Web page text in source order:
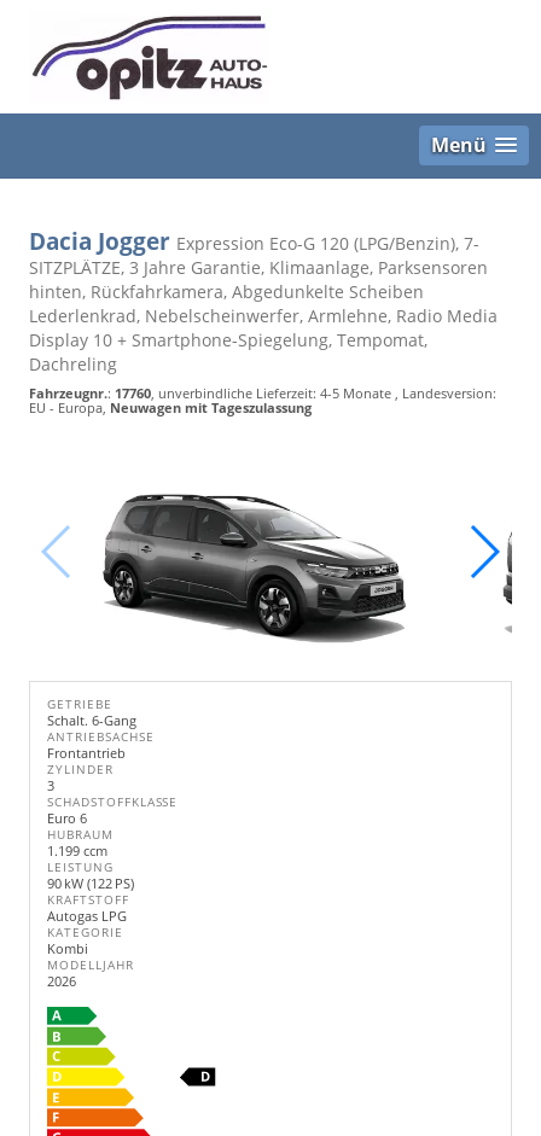
Menü
Dacia Jogger Expression Eco-G 120 (LPG/Benzin), 7-
SITZPLÄTZE, 3 Jahre Garantie, Klimaanlage, Parksensoren
hinten, Rückfahrkamera, Abgedunkelte Scheiben
Lederlenkrad, Nebelscheinwerfer, Armlehne, Radio Media
Display 10 + Smartphone-Spiegelung, Tempomat,
Dachreling
Fahrzeugnr.: 17760, unverbindliche Lieferzeit: 4-5 Monate , Landesversion:
EU - Europa, Neuwagen mit Tageszulassung
GETRIEBE
Schalt. 6-Gang
ANTRIEBSACHSE
Frontantrieb
ZYLINDER
3
SCHADSTOFFKLASSE
Euro 6
HUBRAUM
1.199 ccm
LEISTUNG
90 kW (122 PS)
KRAFTSTOFF
Autogas LPG
KATEGORIE
Kombi
MODELLJAHR
2026